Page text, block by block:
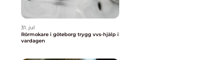
31. jul
Rörmokare i göteborg trygg vvs-hjälp i
vardagen